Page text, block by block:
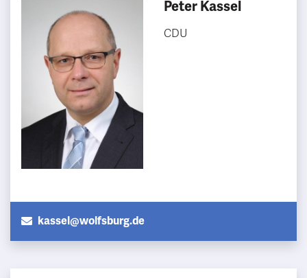
Peter Kassel
CDU
kassel@wolfsburg.de